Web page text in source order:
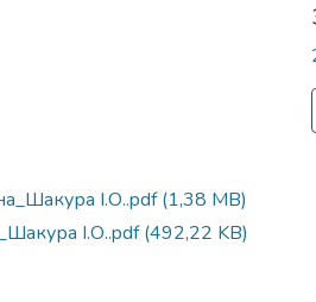
І.О..pdf(1,38 MB)
І.О..pdf(492,22 KB)